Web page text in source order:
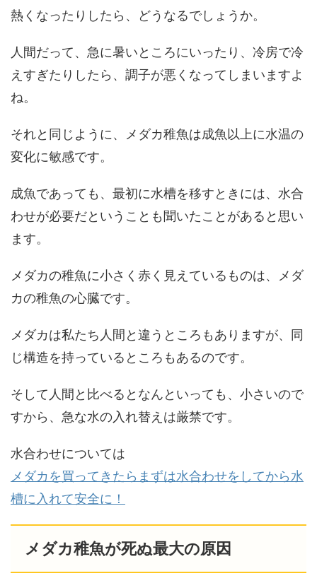
熱くなったりしたら、どうなるでしょうか。
人間だって、急に暑いところにいったり、冷房で冷
えすぎたりしたら、調子が悪くなってしまいますよ
ね。
それと同じように、メダカ稚魚は成魚以上に水温の
変化に敏感です。
成魚であっても、最初に水槽を移すときには、水合
わせが必要だということも聞いたことがあると思い
ます。
メダカの稚魚に小さく赤く見えているものは、メダ
カの稚魚の心臓です。
メダカは私たち人間と違うところもありますが、同
じ構造を持っているところもあるのです。
そして人間と比べるとなんといっても、小さいので
すから、急な水の入れ替えは厳禁です。
水合わせについては
メダカを買ってきたらまずは水合わせをしてから水
槽に入れて安全に！
メダカ稚魚が死ぬ最大の原因